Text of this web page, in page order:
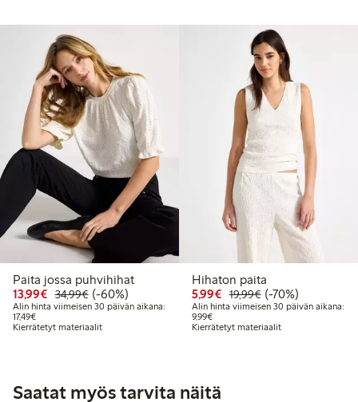
Paita jossa puhvihihat
13,99€ Alennettu hinta: 13,99 €
34,99€Normaalihinta: 34,99 €
60% alennus
(-60%)
Alin hinta viimeisen 30 päivän aikana:
17,49€Alin hinta viimeisen 30 päivän aikana: 17,49 €
Kierrätetyt materiaalit
Hihaton paita
5,99€ Alennettu hinta: 5,99 €
19,99€Normaalihinta:
70% alennus
(-70%)
Alin hinta viimeisen 30 päivän aikana:
9,99€Alin hinta viimeisen 30 päivän
Kierrätetyt materiaalit
Saatat myös tarvita näitä